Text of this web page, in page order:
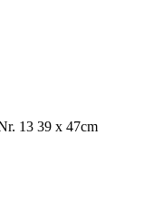
13 39 x 47cm